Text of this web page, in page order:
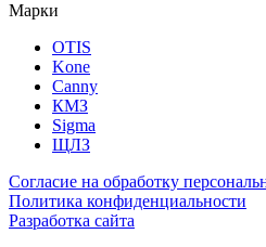
Марки
OTIS
Kone
Canny
КМЗ
Sigma
ЩЛЗ
Согласие на обработку
Политика конфиденциальности
Разработка сайта